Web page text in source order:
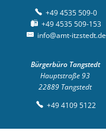
+49 4535 509-0
+49 4535 509-153
info@amt-itzstedt.de
Bürgerbüro Tangstedt
Hauptstraße 93
22889 Tangstedt
+49 4109 5122